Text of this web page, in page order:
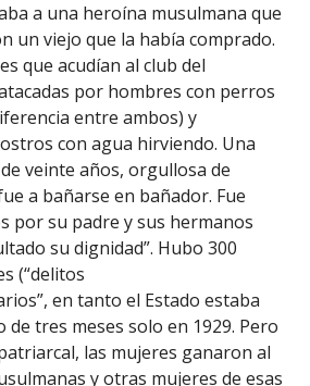
a una heroína musulmana que
un viejo que la había comprado.
que acudían al club del
por hombres con perros
entre ambos) y
con agua hirviendo. Una
veinte años, orgullosa de
a bañarse en bañador. Fue
por su padre y sus hermanos
su dignidad”. Hubo 300
(“delitos
en tanto el Estado estaba
de tres meses solo en 1929. Pero
las mujeres ganaron al
y otras mujeres de esas